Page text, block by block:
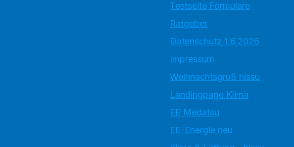
Testseite Formulare
Ratgeber
Datenschutz 1.6.2026
Impressum
Weihnachtsgruß hissu
Landingpage Klima
EE Medatsu
EE-Energie neu